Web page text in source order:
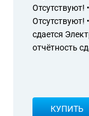
Отсутствуют!
Отсутствуют!
сдается
отчётность
КУПИТЬ